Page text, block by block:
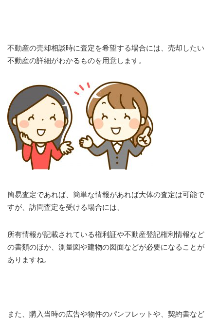
不動産の売却相談時に査定を希望する場合には、売却したい
不動産の詳細がわかるものを用意します。
簡易査定であれば、簡単な情報があれば大体の査定は可能で
すが、訪問査定を受ける場合には、
所有情報が記載されている権利証や不動産登記権利情報など
の書類のほか、測量図や建物の図面などが必要になることが
ありますね。
また、購入当時の広告や物件のパンフレットや、契約書など